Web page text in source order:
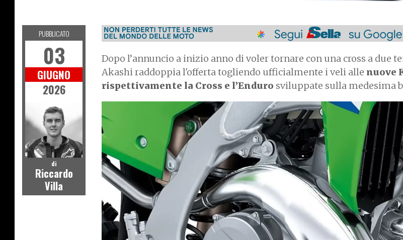
Dopo l’annuncio a inizio anno di voler tornare con una cross a due
Akashi raddoppia l'offerta togliendo ufficialmente i veli alle nuove
rispettivamente la Cross e l’Enduro sviluppate sulla medesima
m
a
g
e
PUBBLICATO
03
GIUGNO
2026
di
Riccardo
Villa